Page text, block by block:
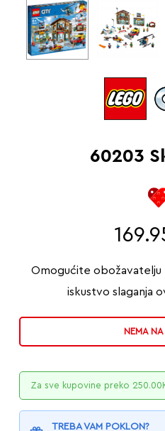
60203
Omogućite obožavatelju
iskustvo slaganja
NEMA
Za sve kupovine preko 250.00
TREBA VAM POKLON?